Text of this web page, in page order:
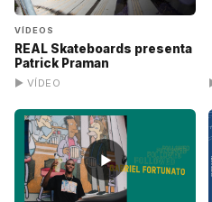
VÍDEOS
REAL Skateboards presenta
Patrick Praman
▶ VÍDEO
▶